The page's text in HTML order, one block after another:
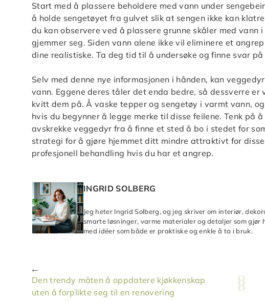
Start med å plassere beholdere med vann under
å holde sengetøyet fra gulvet slik at sengen ikke kan
du kan observere ved å plassere grunne skåler med
gjemmer seg. Siden vann alene ikke vil eliminere et
dine realistiske. Ta deg tid til å undersøke og finne svar
Selv med denne nye informasjonen i hånden, kan
vann. Eggene deres tåler det enda bedre, så dessverre
kvitt dem på. Å vaske tepper og sengetøy i varmt vann,
hvis du begynner å legge merke til disse feilene. Tenk på
avskrekke veggedyr fra å finne et sted å bo i stedet for
strategi for å gjøre hjemmet ditt mindre attraktivt for
profesjonell behandling hvis du har et angrep.
INGRID SOLBERG
Jeg heter Ingrid Solberg, og jeg skriver om interiør,
smarte løsninger, varme materialer og detaljer som
med idéer som både er praktiske og enkle å ta i bruk.
Den trendy måten å oppdatere kjøkkenskap
uten å forplikte seg til en renovering